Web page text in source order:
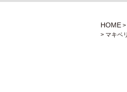
HOME
マキベ